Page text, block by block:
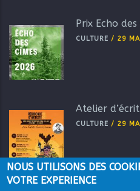
Prix Echo
CULTURE / 29
Atelier
CULTURE / 29
NOUS UTILISONS DES
VOTRE EXPERIENCE